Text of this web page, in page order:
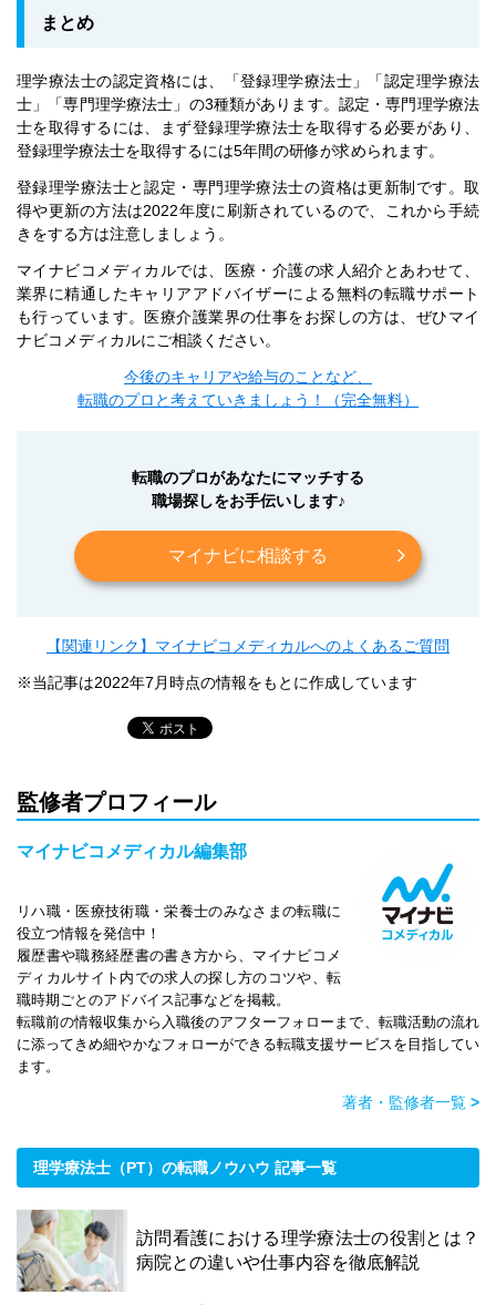
まとめ
理学療法士の認定資格には、「登録理学療法士」「認定理学療法
士」「専門理学療法士」の3種類があります。認定・専門理学療法
士を取得するには、まず登録理学療法士を取得する必要があり、
登録理学療法士を取得するには5年間の研修が求められます。
登録理学療法士と認定・専門理学療法士の資格は更新制です。取
得や更新の方法は2022年度に刷新されているので、これから手続
きをする方は注意しましょう。
マイナビコメディカルでは、医療・介護の求人紹介とあわせて、
業界に精通したキャリアアドバイザーによる無料の転職サポート
も行っています。医療介護業界の仕事をお探しの方は、ぜひマイ
ナビコメディカルにご相談ください。
今後のキャリアや給与のことなど、
転職のプロと考えていきましょう！（完全無料）
転職のプロがあなたにマッチする
職場探しをお手伝いします♪
マイナビに相談する
【関連リンク】マイナビコメディカルへのよくあるご質問
※当記事は2022年7月時点の情報をもとに作成しています
監修者プロフィール
マイナビコメディカル編集部
リハ職・医療技術職・栄養士のみなさまの転職に
役立つ情報を発信中！
履歴書や職務経歴書の書き方から、マイナビコメ
ディカルサイト内での求人の探し方のコツや、転
職時期ごとのアドバイス記事などを掲載。
転職前の情報収集から入職後のアフターフォローまで、転職活動の流れ
に添ってきめ細やかなフォローができる転職支援サービスを目指してい
ます。
著者・監修者一覧 >
理学療法士（PT）の転職ノウハウ 記事一覧
訪問看護における理学療法士の役割とは？
病院との違いや仕事内容を徹底解説